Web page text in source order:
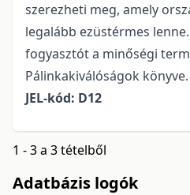
szerezheti meg, amely
legalább ezüstérmes
fogyasztót a minőségi
Pálinkakiválóságok könyve.
JEL-kód: D12
1 - 3 a 3 tételből
Adatbázis logók